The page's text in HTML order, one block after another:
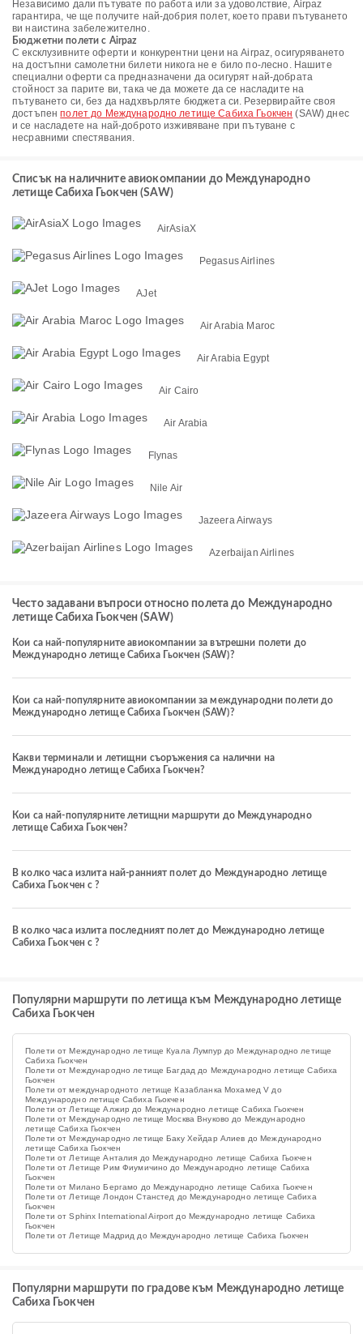
Независимо дали пътувате по работа или за удоволствие, Airpaz
гарантира, че ще получите най-добрия полет, което прави пътуването
ви наистина забележително.
Бюджетни полети с Airpaz
С ексклузивните оферти и конкурентни цени на Airpaz, осигуряването
на достъпни самолетни билети никога не е било по-лесно. Нашите
специални оферти са предназначени да осигурят най-добрата
стойност за парите ви, така че да можете да се насладите на
пътуването си, без да надхвърляте бюджета си. Резервирайте своя
достъпенполет до Международно летище Сабиха Гьокчен (SAW) днес
и се насладете на най-доброто изживяване при пътуване с
несравними спестявания.
Списък на наличните авиокомпании до Международно
летище Сабиха Гьокчен (SAW)
AirAsiaX
Pegasus Airlines
AJet
Air Arabia Maroc
Air Arabia Egypt
Air Cairo
Air Arabia
Flynas
Nile Air
Jazeera Airways
Azerbaijan Airlines
Често задавани въпроси относно полета до Международно
летище Сабиха Гьокчен (SAW)
Кои са най-популярните авиокомпании за вътрешни полети до
Международно летище Сабиха Гьокчен (SAW)?
Кои са най-популярните авиокомпании за международни полети до
Международно летище Сабиха Гьокчен (SAW)?
Какви терминали и летищни съоръжения са налични на
Международно летище Сабиха Гьокчен?
Кои са най-популярните летищни маршрути до Международно
летище Сабиха Гьокчен?
В колко часа излита най-ранният полет до Международно летище
Сабиха Гьокчен с ?
В колко часа излита последният полет до Международно летище
Сабиха Гьокчен с ?
Популярни маршрути по летища към Международно летище
Сабиха Гьокчен
Полети от Международно летище Куала Лумпур до Международно летище
Сабиха Гьокчен
Полети от Международно летище Багдад до Международно летище Сабиха
Гьокчен
Полети от международното летище Казабланка Мохамед V до
Международно летище Сабиха Гьокчен
Полети от Летище Алжир до Международно летище Сабиха Гьокчен
Полети от Международно летище Москва Внуково до Международно
летище Сабиха Гьокчен
Полети от Международно летище Баку Хейдар Алиев до Международно
летище Сабиха Гьокчен
Полети от Летище Анталия до Международно летище Сабиха Гьокчен
Полети от Летище Рим Фиумичино до Международно летище Сабиха
Гьокчен
Полети от Милано Бергамо до Международно летище Сабиха Гьокчен
Полети от Летище Лондон Станстед до Международно летище Сабиха
Гьокчен
Полети от Sphinx International Airport до Международно летище Сабиха
Гьокчен
Полети от Летище Мадрид до Международно летище Сабиха Гьокчен
Популярни маршрути по градове към Международно летище
Сабиха Гьокчен